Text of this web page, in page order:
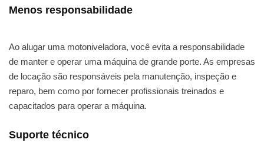
Menos responsabilidade
Ao alugar uma motoniveladora, você evita a responsabilidade
de manter e operar uma máquina de grande porte. As empresas
de locação são responsáveis pela manutenção, inspeção e
reparo, bem como por fornecer profissionais treinados e
capacitados para operar a máquina.
Suporte técnico